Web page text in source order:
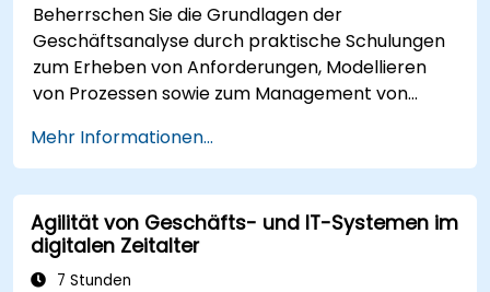
Anforderungen mithilfe bewährter
Branchenstandards analysieren und
spezifizieren
Die Bewertung sowie Validierung von
Lösungen verantworten
Beherrschen Sie die Grundlagen der
Geschäftsanalyse durch praktische Schulungen
zum Erheben von Anforderungen, Modellieren
von Prozessen sowie zum Management von
angehende und junior-Level-Analysten und
vermittelt essenzielle Fähigkeiten in der
Geschäftsanalyse, einschließlich Agile- und
SDLC-Frameworks sowie realistischer
Fallstudien. Erstellen Sie so die Grundlage für
Projekterfolge und liefern Sie messbaren
Mehr Informationen...
Agilität von Geschäfts- und IT-Systemen im
digitalen Zeitalter
7 Stunden